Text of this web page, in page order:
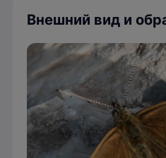
Внешний вид и